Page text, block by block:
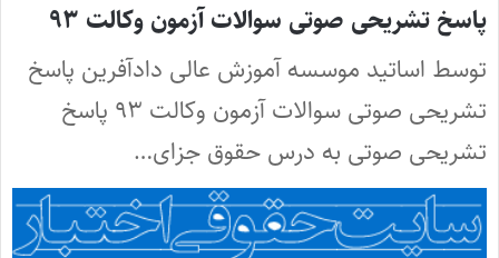
پاسخ تشریحی صوتی سوالات آزمون وکالت ۹۳
توسط اساتید موسسه آموزش عالی دادآفرین پاسخ
تشریحی صوتی سوالات آزمون وکالت ۹۳ پاسخ
تشریحی صوتی به درس حقوق جزای…